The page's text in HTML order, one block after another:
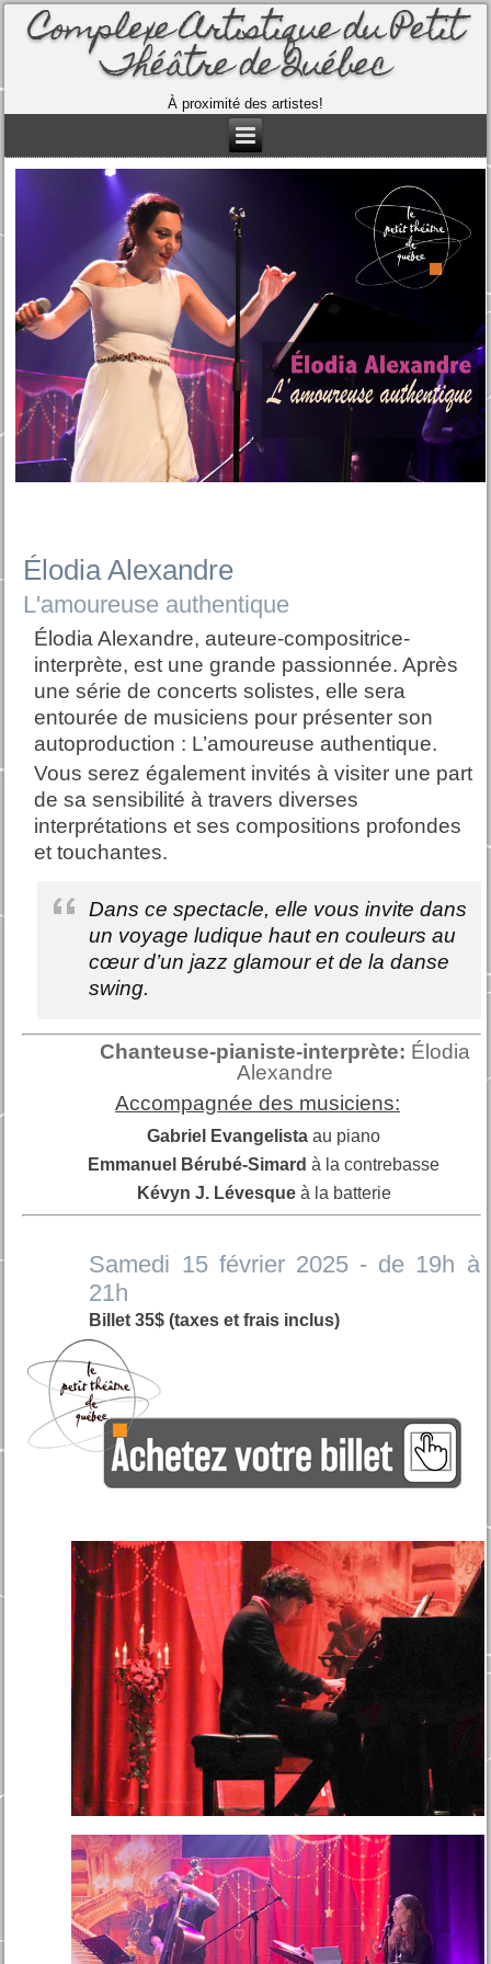
Complexe Artistique du Petit
Théâtre de Québec
À proximité des artistes!
Élodia Alexandre
L'amoureuse authentique
Élodia Alexandre, auteure-compositrice-
interprète, est une grande passionnée. Après
une série de concerts solistes, elle sera
entourée de musiciens pour présenter son
autoproduction : L’amoureuse authentique.
Vous serez également invités à visiter une part
de sa sensibilité à travers diverses
interprétations et ses compositions profondes
et touchantes.
Dans ce spectacle, elle vous invite dans
un voyage ludique haut en couleurs au
cœur d’un jazz glamour et de la danse
swing.
Chanteuse-pianiste-interprète: Élodia
Alexandre
Accompagnée des musiciens:
Gabriel Evangelista au piano
Emmanuel Bérubé-Simard à la contrebasse
Kévyn J. Lévesqueà la batterie
Samedi 15 février 2025 - de 19h à
21h
Billet 35$ (taxes et frais inclus)